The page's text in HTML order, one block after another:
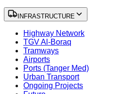
INFRASTRUCTURE
Highway Network
TGV Al-Boraq
Tramways
Airports
Ports (Tanger Med)
Urban Transport
Ongoing Projects